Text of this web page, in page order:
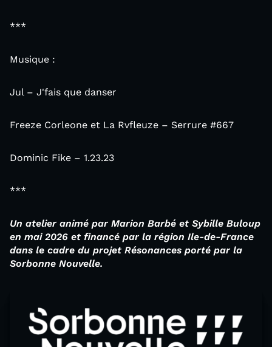
***
Musique :
Jul – J'fais que danser
Freeze Corleone et La Rvfleuze – Serrure #667
Dominic Fike – 1.23.23
***
Un atelier animé par Marion Barbé et Sybille Buloup
en mai 2026 et financé par la région Ile-de-France
dans le cadre du projet Résonances porté par la
Sorbonne Nouvelle.